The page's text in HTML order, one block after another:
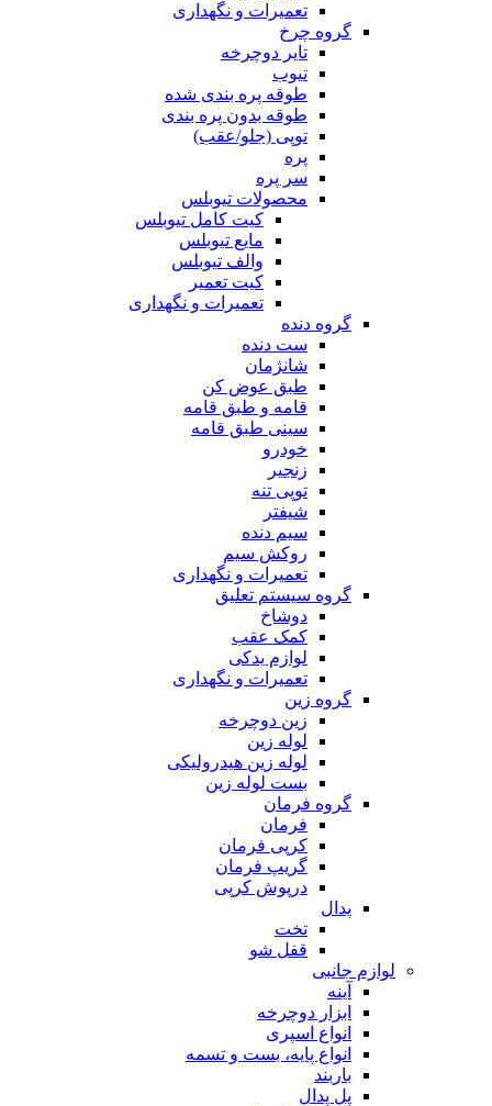
تعمیرات و نگهداری
گروه چرخ
تایر دوچرخه
تیوب
طوقه پره بندی شده
طوقه بدون پره بندی
توپی (جلو/عقب)
پره
سر پره
محصولات تیوبلس
کیت کامل تیوبلس
مایع تیوبلس
والف تیوبلس
کیت تعمیر
تعمیرات و نگهداری
گروه دنده
ست دنده
شانژمان
طبق عوض کن
قامه و طبق قامه
سینی طبق قامه
خودرو
زنجیر
توپی تنه
شیفتر
سیم دنده
روکش سیم
تعمیرات و نگهداری
گروه سیستم تعلیق
دوشاخ
کمک عقب
لوازم یدکی
تعمیرات و نگهداری
گروه زین
زین دوچرخه
لوله زین
لوله زین هیدرولیکی
بست لوله زین
گروه فرمان
فرمان
کرپی فرمان
گریپ فرمان
درپوش کرپی
پدال
تخت
قفل شو
لوازم جانبی
آینه
ابزار دوچرخه
انواع اسپری
انواع پایه، بست و تسمه
باربند
پل پدال